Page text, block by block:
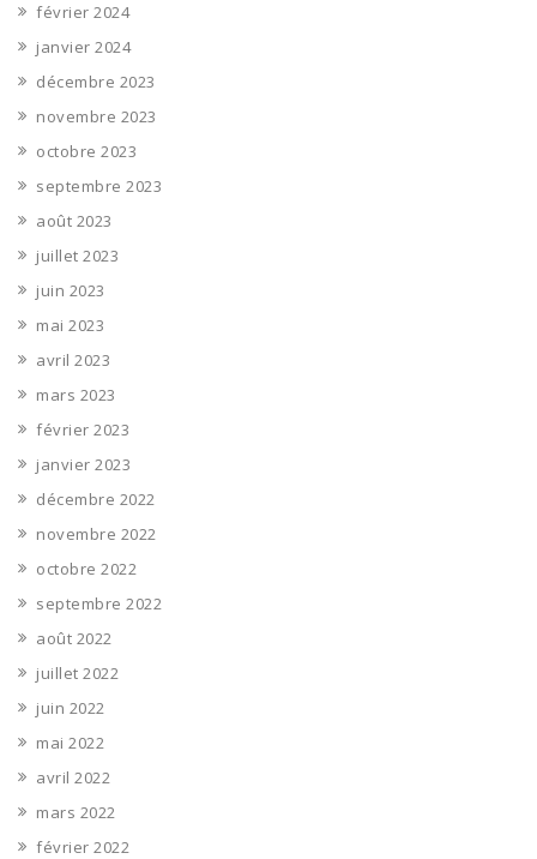
février 2024
janvier 2024
décembre 2023
novembre 2023
octobre 2023
septembre 2023
août 2023
juillet 2023
juin 2023
mai 2023
avril 2023
mars 2023
février 2023
janvier 2023
décembre 2022
novembre 2022
octobre 2022
septembre 2022
août 2022
juillet 2022
juin 2022
mai 2022
avril 2022
mars 2022
février 2022